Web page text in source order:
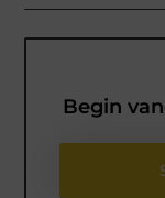
Begin